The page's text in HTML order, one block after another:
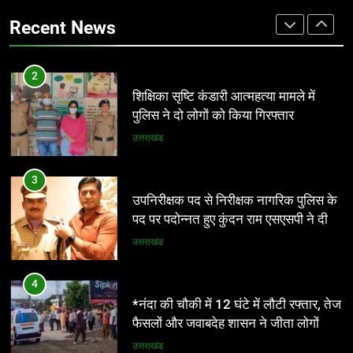
शुभकामनाएं
उत्तराखंड
4
भरोसा*
उत्तराखंड
5
उत्तराखंड
Recent News
कार्यकर्तियां भी सम्मानित होंगी* *8 अगस्त को
देहरादून में होगा राज्य स्तरीय सम्मान समारोह*
2
शिक्षिका सृष्टि कंडारी आत्महत्या मामले में
पुलिस ने दो लोगों को किया गिरफ्तार
उत्तराखंड
3
उपनिरीक्षक पद से निरीक्षक नागरिक पुलिस के
पद पर पदोन्नत हुए कुंदन राम एसएसपी ने दी
शुभकामनाएं
उत्तराखंड
4
*नंदा की चौकी में 12 घंटे में लौटी रफ्तार, तेज
फैसलों और जवाबदेह शासन ने जीता लोगों का
भरोसा*
उत्तराखंड